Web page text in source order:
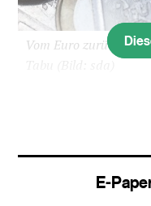
Vom Euro zurück zur
andernfalls sind
E-